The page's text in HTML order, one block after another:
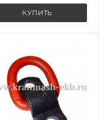
КУПИТЬ